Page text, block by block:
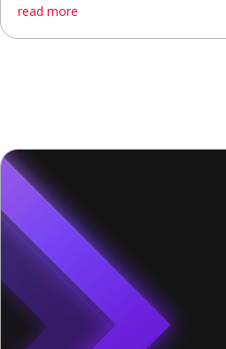
read more